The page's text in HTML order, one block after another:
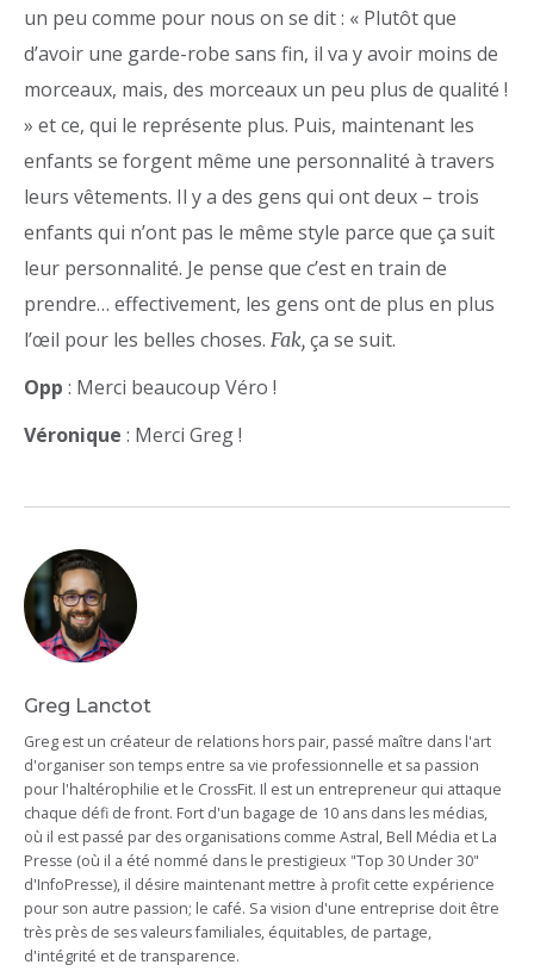
un peu comme pour nous on se dit : « Plutôt que
d’avoir une garde-robe sans fin, il va y avoir moins de
morceaux, mais, des morceaux un peu plus de qualité !
» et ce, qui le représente plus. Puis, maintenant les
enfants se forgent même une personnalité à travers
leurs vêtements. Il y a des gens qui ont deux – trois
enfants qui n’ont pas le même style parce que ça suit
leur personnalité. Je pense que c’est en train de
prendre… effectivement, les gens ont de plus en plus
l’œil pour les belles choses. Fak, ça se suit.
Opp : Merci beaucoup Véro !
Véronique : Merci Greg !
Greg Lanctot
Greg est un créateur de relations hors pair, passé maître dans l'art
d'organiser son temps entre sa vie professionnelle et sa passion
pour l'haltérophilie et le CrossFit. Il est un entrepreneur qui attaque
chaque défi de front. Fort d'un bagage de 10 ans dans les médias,
où il est passé par des organisations comme Astral, Bell Média et La
Presse (où il a été nommé dans le prestigieux "Top 30 Under 30"
d'InfoPresse), il désire maintenant mettre à profit cette expérience
pour son autre passion; le café. Sa vision d'une entreprise doit être
très près de ses valeurs familiales, équitables, de partage,
d'intégrité et de transparence.